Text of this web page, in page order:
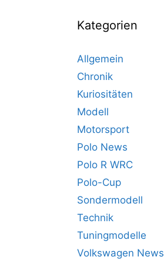
Kategorien
Allgemein
Chronik
Kuriositäten
Modell
Motorsport
Polo News
Polo R WRC
Polo-Cup
Sondermodell
Technik
Tuningmodelle
Volkswagen News